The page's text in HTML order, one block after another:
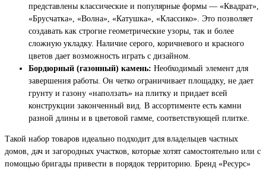
представлены классические и популярные формы — «Квадрат»,
«Брусчатка», «Волна», «Катушка», «Классико». Это позволяет
создавать как строгие геометрические узоры, так и более
сложную укладку. Наличие серого, коричневого и красного
цветов дает возможность играть с дизайном.
Бордюрный (газонный) камень: Необходимый элемент для
завершения работы. Он четко ограничивает площадку, не дает
грунту и газону «наползать» на плитку и придает всей
конструкции законченный вид. В ассортименте есть камни
разной длины и в цветовой гамме, соответствующей плитке.
Такой набор товаров идеально подходит для владельцев частных
домов, дач и загородных участков, которые хотят самостоятельно или с
помощью бригады привести в порядок территорию. Бренд «Ресурс»